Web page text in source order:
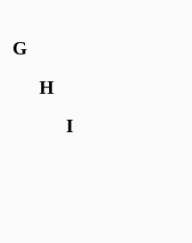
G
H
I